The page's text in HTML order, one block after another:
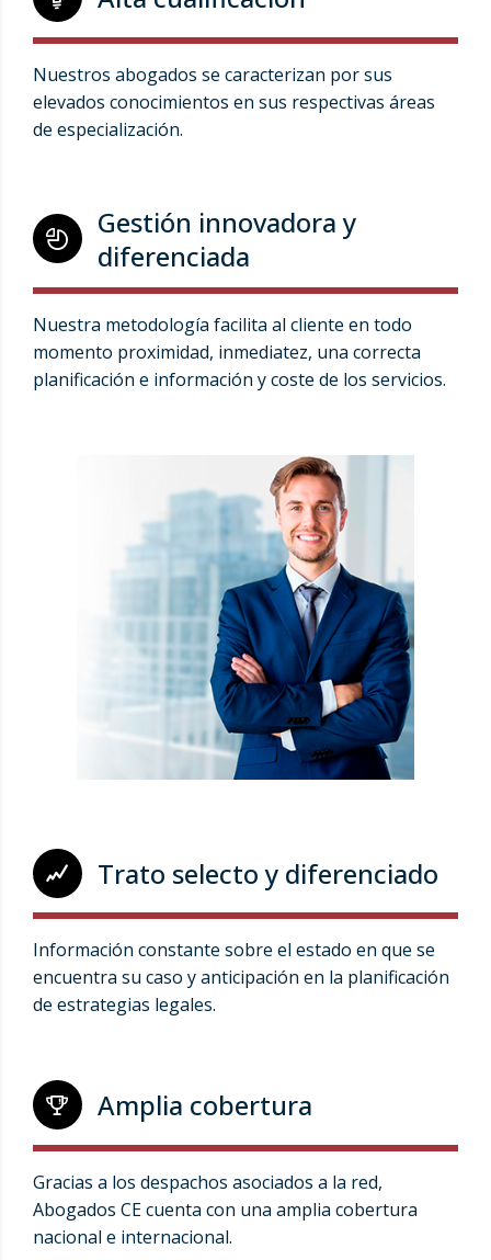
Nuestros abogados se caracterizan por sus
elevados conocimientos en sus respectivas áreas
de especialización.
Gestión innovadora y
diferenciada
Nuestra metodología facilita al cliente en todo
momento proximidad, inmediatez, una correcta
planificación e información y coste de los servicios.
Trato selecto y diferenciado
Información constante sobre el estado en que se
encuentra su caso y anticipación en la planificación
de estrategias legales.
Amplia cobertura
Gracias a los despachos asociados a la red,
Abogados CE cuenta con una amplia cobertura
nacional e internacional.